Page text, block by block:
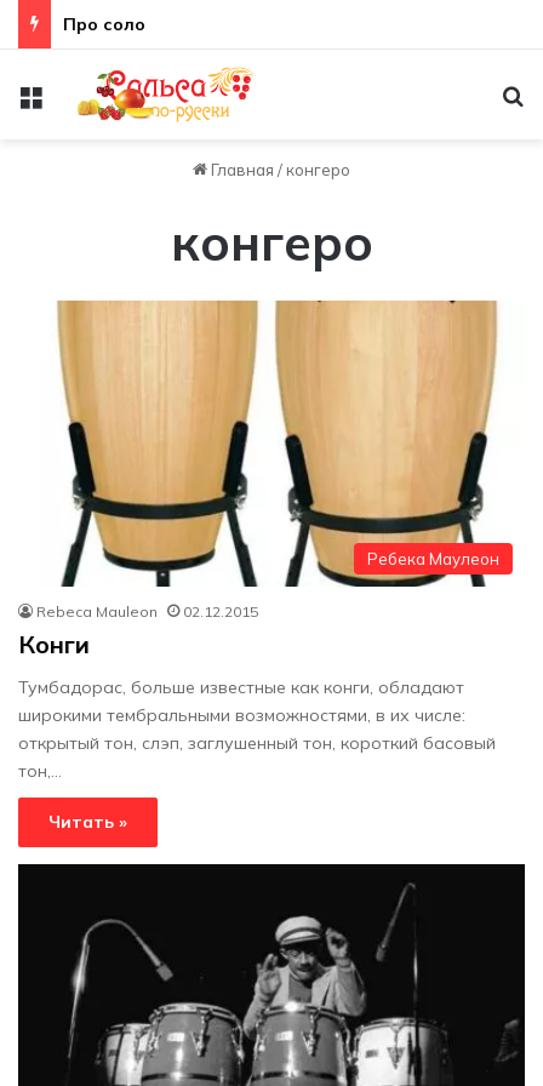
Про соло
Меню
Главная / конгеро
конгеро
Ребека Маулеон
Rebeca Mauleon 02.12.2015
Конги
Тумбадорас, больше известные как конги, обладают
широкими тембральными возможностями, в их числе:
открытый тон, слэп, заглушенный тон, короткий басовый
тон,…
Читать »